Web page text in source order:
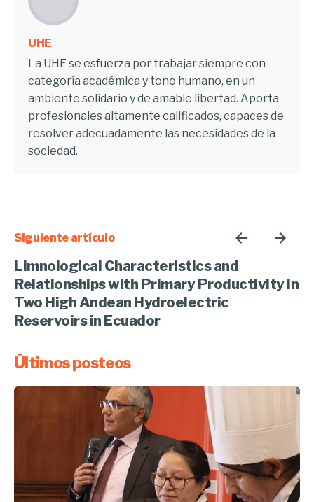
UHE
La UHE se esfuerza por trabajar siempre con
categoría académica y tono humano, en un
ambiente solidario y de amable libertad. Aporta
profesionales altamente calificados, capaces de
resolver adecuadamente las necesidades de la
sociedad.
Siguiente artículo
Limnological Characteristics and
Relationships with Primary Productivity in
Two High Andean Hydroelectric
Reservoirs in Ecuador
Últimos posteos